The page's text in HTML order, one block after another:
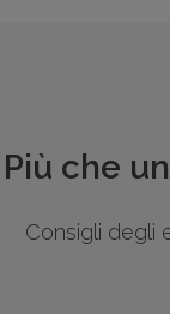
Più che
Consigli degli